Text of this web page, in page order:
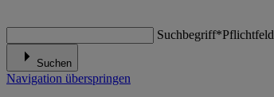
Suchbegriff*Pflichtfeld
Suchen
Navigation überspringen